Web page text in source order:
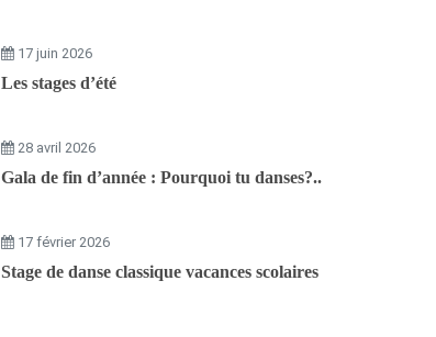
17 juin 2026
Les stages d’été
28 avril 2026
Gala de fin d’année : Pourquoi tu danses?..
17 février 2026
Stage de danse classique vacances scolaires